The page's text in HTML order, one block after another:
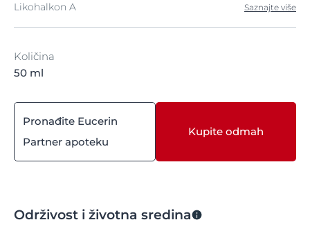
Likohalkon A
Saznajte više
Količina
50 ml
Pronađite Eucerin
Partner apoteku
Kupite odmah
Održivost i životna sredina